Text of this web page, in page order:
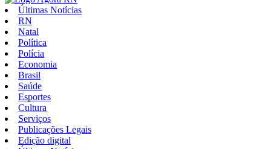
Últimas Notícias
RN
Natal
Política
Polícia
Economia
Brasil
Saúde
Esportes
Cultura
Serviços
Publicações Legais
Edição digital